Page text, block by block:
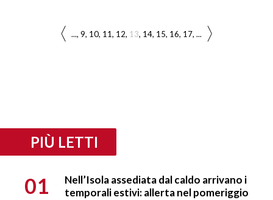
... 9 10 11 12 13 14 15 16 17 ...
PIÙ LETTI
01
Nell’Isola assediata dal caldo arrivano i
temporali estivi: allerta nel pomeriggio